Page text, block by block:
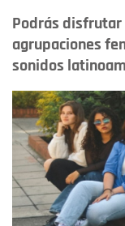
Podrás
agrupaciones
sonidos